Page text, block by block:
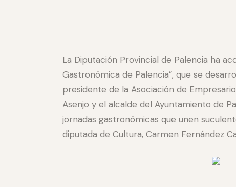
La Diputación Provincial de Palencia ha
Gastronómica de Palencia”, que se
presidente de la Asociación de
Asenjo y el alcalde del Ayuntamiento de
jornadas gastronómicas que unen
diputada de Cultura, Carmen Fernández